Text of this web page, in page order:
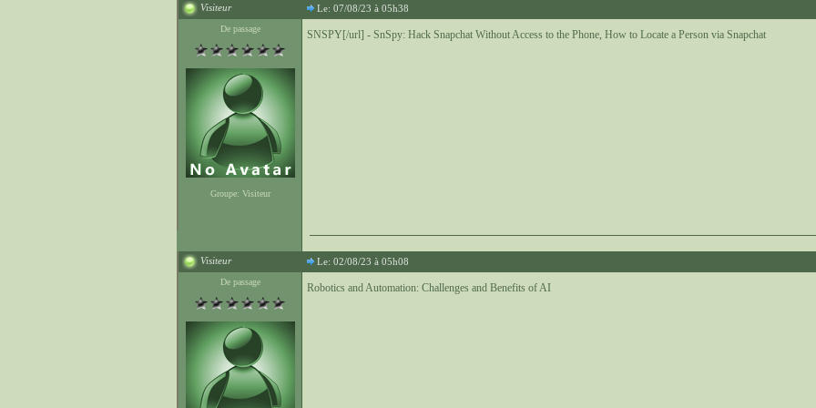
Visiteur Le: 07/08/23 à 05h38
De passage
Groupe: Visiteur
SNSPY[/url] - SnSpy: Hack Snapchat Without Access to the Phone, How to Locate a Person via Snapchat
Visiteur Le: 02/08/23 à 05h08
De passage Robotics and Automation: Challenges and Benefits of AI